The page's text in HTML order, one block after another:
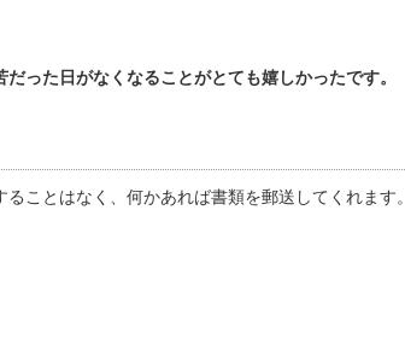
った日がなくなることがとても嬉しかったです。
ことはなく、何かあれば書類を郵送してくれます。